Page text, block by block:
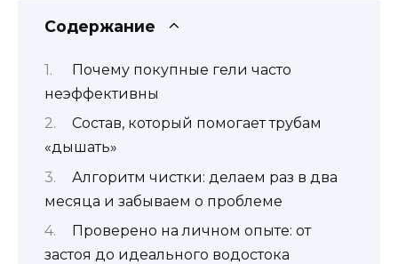
Содержание
Почему покупные гели часто
неэффективны
Состав, который помогает трубам
«дышать»
Алгоритм чистки: делаем раз в два
месяца и забываем о проблеме
Проверено на личном опыте: от
застоя до идеального водостока